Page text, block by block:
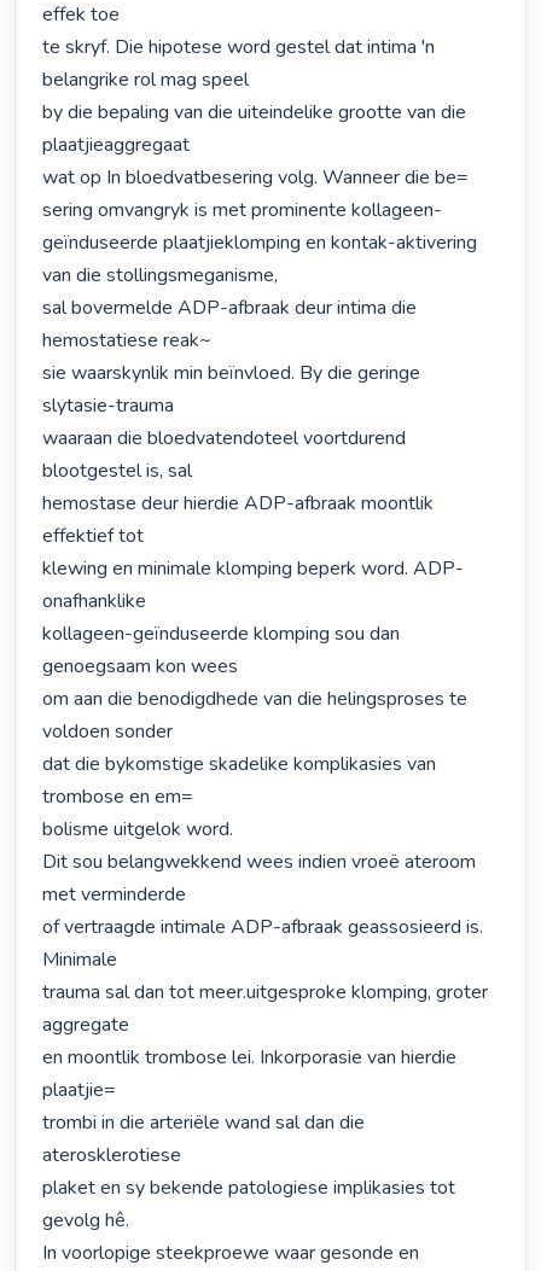
effek toe
te skryf. Die hipotese word gestel dat intima 'n
belangrike rol mag speel
by die bepaling van die uiteindelike grootte van die
plaatjieaggregaat
wat op In bloedvatbesering volg. Wanneer die be=
sering omvangryk is met prominente kollageen-
geïnduseerde plaatjieklomping en kontak-aktivering
van die stollingsmeganisme,
sal bovermelde ADP-afbraak deur intima die
hemostatiese reak~
sie waarskynlik min beïnvloed. By die geringe
slytasie-trauma
waaraan die bloedvatendoteel voortdurend
blootgestel is, sal
hemostase deur hierdie ADP-afbraak moontlik
effektief tot
klewing en minimale klomping beperk word. ADP-
onafhanklike
kollageen-geïnduseerde klomping sou dan
genoegsaam kon wees
om aan die benodigdhede van die helingsproses te
voldoen sonder
dat die bykomstige skadelike komplikasies van
trombose en em=
bolisme uitgelok word.
Dit sou belangwekkend wees indien vroeë ateroom
met verminderde
of vertraagde intimale ADP-afbraak geassosieerd is.
Minimale
trauma sal dan tot meer.uitgesproke klomping, groter
aggregate
en moontlik trombose lei. Inkorporasie van hierdie
plaatjie=
trombi in die arteriële wand sal dan die
aterosklerotiese
plaket en sy bekende patologiese implikasies tot
gevolg hê.
In voorlopige steekproewe waar gesonde en